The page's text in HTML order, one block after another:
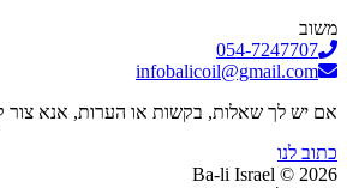
משוב
054-7247707
infobalicoil@gmail.com
אם יש לך שאלות, בקשות או הערות, אנא צור
כתוב לנו
2026 © Ba-li Israel